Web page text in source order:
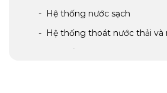
- Hệ thống nước sạch
- Hệ thống thoát nước thải và
- Hệ thống xử lý nước thải và